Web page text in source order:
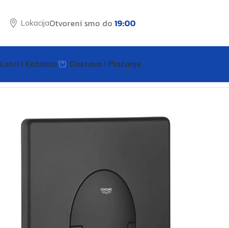
LokacijaOtvoreni smo do 19:00
Letci I Katalozi Dostava I Plaćanje